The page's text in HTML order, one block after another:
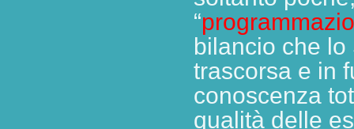
“
bilancio che
trascorsa e in
conoscenza
qualità delle